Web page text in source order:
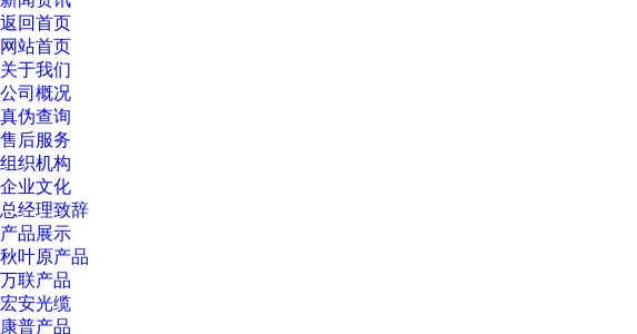
返回首页
网站首页
关于我们
公司概况
真伪查询
售后服务
组织机构
企业文化
总经理致辞
产品展示
秋叶原产品
万联产品
宏安光缆
康普产品